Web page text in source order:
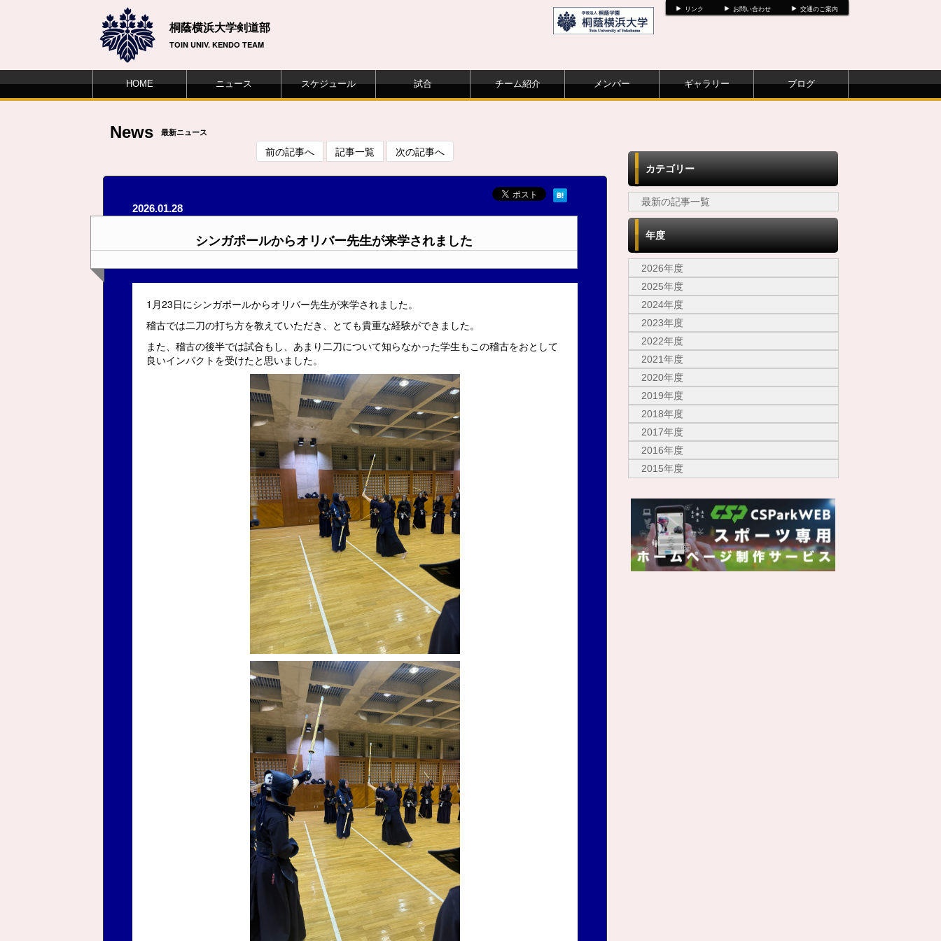
リンク お問い合わせ 交通のご案内
桐蔭横浜大学剣道部
TOIN UNIV. KENDO TEAM
HOME ニュース スケジュール 試合 チーム紹介 メンバー ギャラリー ブログ
News 最新ニュース
前の記事へ 記事一覧 次の記事へ
2026.01.28
シンガポールからオリバー先生が来学されました
1月23日にシンガポールからオリバー先生が来学されました。
稽古では二刀の打ち方を教えていただき、とても貴重な経験ができました。
また、稽古の後半では試合もし、あまり二刀について知らなかった学生もこの稽古をおとして
良いインパクトを受けたと思いました。
カテゴリー
最新の記事一覧
年度
2026年度
2025年度
2024年度
2023年度
2022年度
2021年度
2020年度
2019年度
2018年度
2017年度
2016年度
2015年度